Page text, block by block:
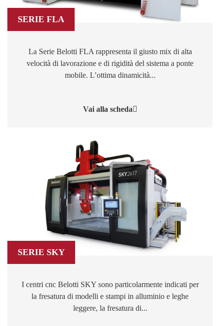
SERIE FLA
La Serie Belotti FLA rappresenta il giusto mix di alta
velocità di lavorazione e di rigidità del sistema a ponte
mobile. L’ottima dinamicità...
Vai alla scheda
SERIE SKY
I centri cnc Belotti SKY sono particolarmente indicati per
la fresatura di modelli e stampi in alluminio e leghe
leggere, la fresatura di...